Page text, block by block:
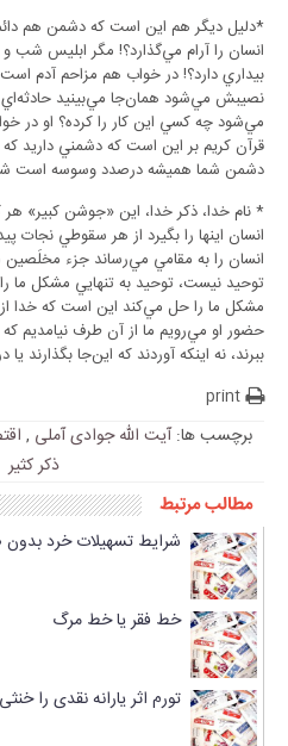
*دلیل ديگر هم اين است که دشمن هم
انسان را آرام مي‌گذارد؟! مگر ابليس شب
بيداري دارد؟! در خواب هم مزاحم آدم
نصيبش مي‌شود همان‌جا مي‌بينيد
مي‌شود چه کسي اين کار را کرده؟ او در
قرآن کريم بر اين است که دشمني
دشمن شما هميشه درصدد وسوسه است
* نام خدا، ذکر خدا، اين «جوشن کبير» هر
انسان اينها را بگيرد از هر سقوطي نجات
انسان را به مقامي مي‌رساند جزء مخلَصين
توحيد نيست، توحيد به تنهايي مشکل ما
مشکل ما را حل مي‌کند اين است که خدا
حضور او مي‌رويم ما از آن طرف نيامديم که
ببرند، نه اينکه آوردند که اين‌جا بگذارند
print
برچسب ها:آیت الله جوادی آملی ,
ذکر کثیر
مطالب مرتبط
شرایط تسهیلات خرد
خط فقر یا خط مرگ
تورم اثر یارانه نقدی را